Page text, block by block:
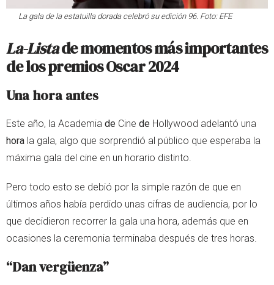
La gala de la estatuilla dorada celebró su edición 96. Foto: EFE
La-Listade momentos más importantes
de los premios Oscar 2024
Una hora antes
Este año, la Academia de Cine de Hollywood adelantó una
hora la gala, algo que sorprendió al público que esperaba la
máxima gala del cine en un horario distinto.
Pero todo esto se debió por la simple razón de que en
últimos años había perdido unas cifras de audiencia, por lo
que decidieron recorrer la gala una hora, además que en
ocasiones la ceremonia terminaba después de tres horas.
“Dan vergüenza”